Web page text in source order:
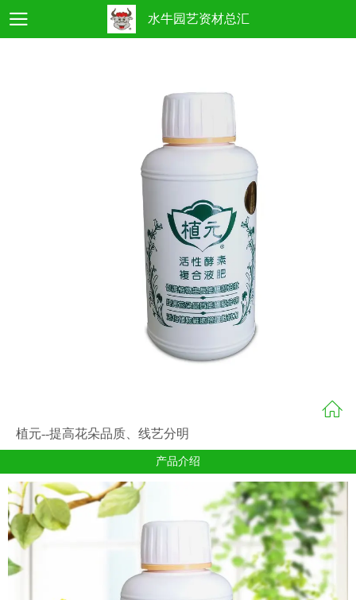
水牛园艺资材总汇
植元--提高花朵品质、线艺分明
产品介绍